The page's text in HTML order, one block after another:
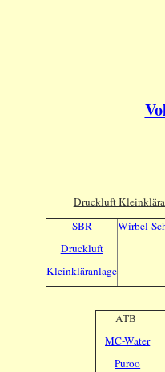
Druckluft
SBR
Druckluft
Kleinkläranlage
Wirbel-
ATB
MC-Water
Puroo